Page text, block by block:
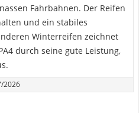
Fahrbahnen. Der Reifen
und ein stabiles
Winterreifen zeichnet
durch seine gute Leistung,
2026